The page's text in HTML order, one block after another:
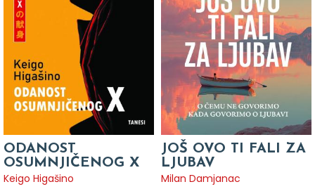
ODANOST
OSUMNJIČENOG X
Keigo Higašino
JOŠ OVO TI FALI ZA
LJUBAV
Milan Damjanac